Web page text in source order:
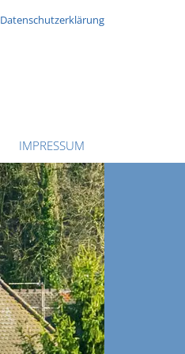
Datenschutzerklärung
IMPRESSUM